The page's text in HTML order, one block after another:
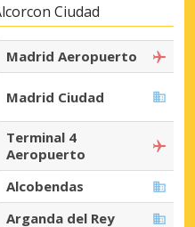
Ciudad
Madrid Aeropuerto
Madrid Ciudad
Terminal 4
Aeropuerto
Alcobendas
Arganda del Rey